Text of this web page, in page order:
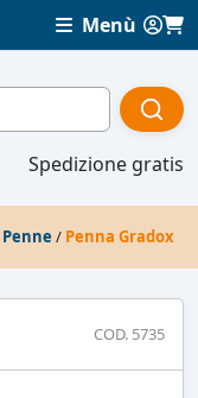
Menù
Spedizione gratis
Penne / Penna Gradox
COD. 5735